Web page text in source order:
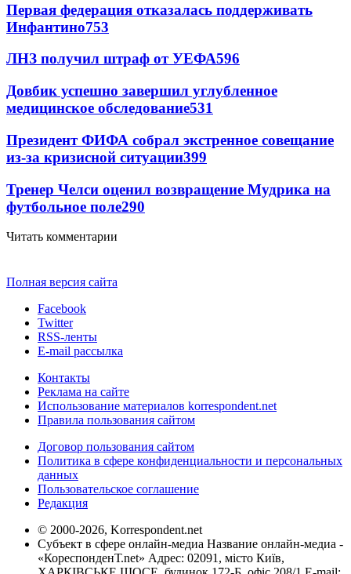
Первая федерация отказалась поддерживать
Инфантино753
ЛНЗ получил штраф от УЕФА596
Довбик успешно завершил углубленное
медицинское обследование531
Президент ФИФА собрал экстренное совещание
из-за кризисной ситуации399
Тренер Челси оценил возвращение Мудрика на
футбольное поле290
Читать комментарии
Полная версия сайта
Facebook
Twitter
RSS-ленты
E-mail рассылка
Контакты
Реклама на сайте
Использование материалов korrespondent.net
Правила пользования сайтом
Договор пользования сайтом
Политика в сфере конфиденциальности и персональных
данных
Пользовательское соглашение
Редакция
© 2000-2026, Korrespondent.net
Субъект в сфере онлайн-медиа Название онлайн-медиа -
«КореспонденТ.net» Адрес: 02091, місто Київ,